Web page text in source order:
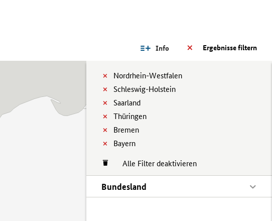
Ergebnisse filtern
Info
Nordrhein-Westfalen
Schleswig-Holstein
Saarland
Thüringen
Bremen
Bayern
Alle Filter deaktivieren
Bundesland